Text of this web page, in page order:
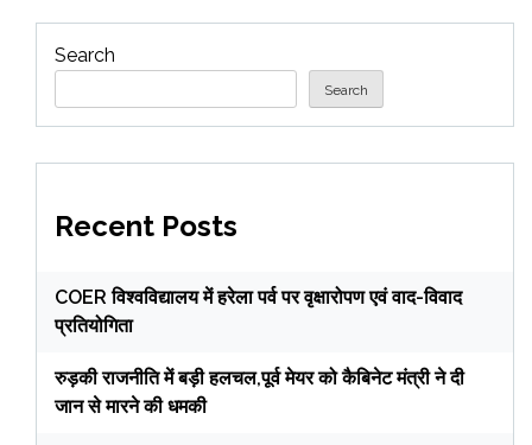
Search
Search
Recent Posts
COER विश्वविद्यालय में हरेला पर्व पर वृक्षारोपण एवं वाद-विवाद
प्रतियोगिता
रुड़की राजनीति में बड़ी हलचल,पूर्व मेयर को कैबिनेट मंत्री ने दी
जान से मारने की धमकी